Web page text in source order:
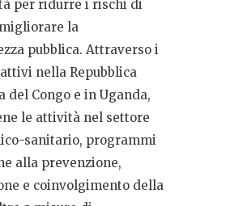
per ridurre i rischi di
la
pubblica. Attraverso i
nella Repubblica
del Congo e in Uganda,
le attività nel settore
sanitario, programmi
alla prevenzione,
e coinvolgimento della